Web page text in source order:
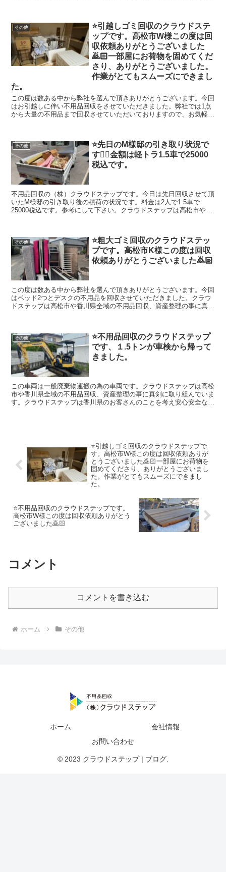
目指しています。建物解体のクラウドも運営していますのでどんなご
相談でも幅広く対応出来ますのでよろしくお願いします。
その他
⭐️引越しゴミ回収のクラウドステ
ップです。高松市W様この度は回
収依頼ありがとうございました
🙇🏻一部屋にお荷物を固めてくだ
さり、ありがとうございました。
作業がとてもスムーズにできまし
た。
この度は数ある中から弊社を選んで頂きありがとうございます。今回
はお引越しに伴い不用品回収をさせていただきました。弊社では1点
から大量の不用品まで回収させていただいておりますので、お気軽に
物解体のクラウドも運営していますのでどんなご相談でも幅広く対応
出来ますのでよろしくお願いします。
その他
⭐️先日のM様邸の引き取り状況で
す🙇‍♀️金額は軽トラ1.5車で25000
税込です。
不用品回収の（株）クラウドステップです。今日は先日回収させて頂
いたM様邸の引き取り後の積荷の状況です。料金は2人で1.5車で
25000税込です。参考にして下さい。クラウドステップは高松市や香
ンバーです。（株）クラウドステップは高松市のお客さんのことを考
え安心安全な不用品回収、遺品整理、生前整理、会社を目指していま
す。建物解体のクラウドも運営していますのでどんなご相談など幅広
く対応出来ますのでよろしくお願いします。
その他
⭐️粗大ゴミ回収のクラウドステッ
プです。高松市K様この度は回収
依頼ありがとうございました🙇🏻
この度は数ある中から弊社を選んで頂きありがとうございます。今回
はベッド2つとデスクの不用品を回収させていただきました。クラウ
ドステップは高松市や香川県全域の不用品回収、資産整理の事に真剣
願いします。
その他
⭐️不用品回収のクラウドステップ
です、１.5トンが車検から帰って
きました。
この車両は一般廃棄物運搬の為の車両です。クラウドステップは高松
市や香川県全域の不用品回収、資産整理の事に真剣に取り組んでいま
す。クラウドステップは香川県のお客さんのことを考え安心安全な会
⭐️引越しゴミ回収のクラウドステップで
す。高松市W様この度は回収依頼ありが
とうございました🙇🏻一部屋にお荷物を
固めてくださり、ありがとうございまし
た。作業がとてもスムーズにできまし
た。
⭐️不用品回収のクラウドステップです。
高松市W様この度は回収依頼ありがとう
ございました🙇🏻
コメント
コメントを書き込む
ホーム その他
ホーム
会社情報
お問い合わせ
© 2023 クラウドステップ | ブログ.